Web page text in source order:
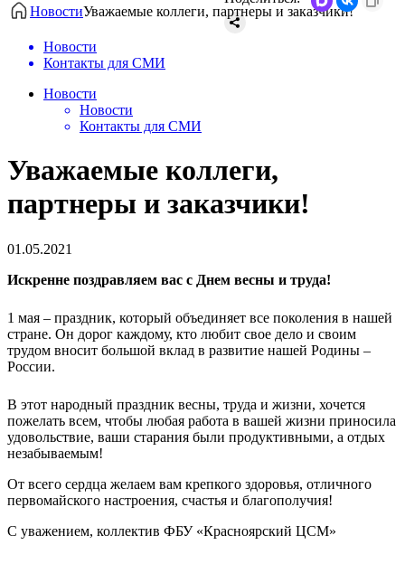
Новости​Уважаемые коллеги, партнеры и заказчики!
Новости
Контакты для СМИ
Новости
Новости
Контакты для СМИ
​Уважаемые коллеги,
партнеры и заказчики!
01.05.2021
Искренне поздравляем вас с Днем весны и труда!
1 мая – праздник, который объединяет все поколения в нашей
стране. Он дорог каждому, кто любит свое дело и своим
трудом вносит большой вклад в развитие нашей Родины –
России.
В этот народный праздник весны, труда и жизни, хочется
пожелать всем, чтобы любая работа в вашей жизни приносила
удовольствие, ваши старания были продуктивными, а отдых
незабываемым!
От всего сердца желаем вам крепкого здоровья, отличного
первомайского настроения, счастья и благополучия!
С уважением, коллектив ФБУ «Красноярский ЦСМ»